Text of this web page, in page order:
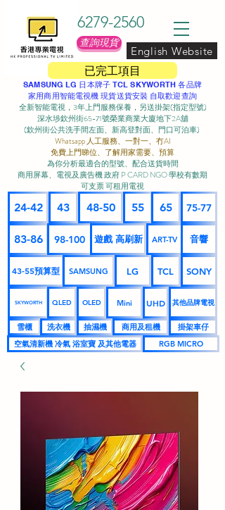
已完工項目
6279-2560
查詢現貨
English Website
SAMSUNG LG 日本牌子 TCL SKYWORTH 各品牌
家用商用智能電視機 現貨送貨安裝 自取歡迎查詢
全新智能電視，3年上門服務保養，另送掛架(指定型號)
深水埗欽州街65-71號榮業商業大廈地下2A舖
(欽州街公共洗手間左面、新高登對面、門口可泊車) ​
Whatsapp 人工服務、一對一、冇AI
免費上門睇位、了解用家需要、預算
為你分析最適合的型號、配合送貨時間
商用屏幕、電視及廣告機 政府 P CARD NGO 學校有數期
可支票 可租用電視
24-42 43 48-50 55 65 75-77
83-86 98-100 遊戲 高刷新 ART-TV 音響
43-55預算型 SAMSUNG LG TCL SONY
SKYWORTH QLED OLED Mini UHD 其他品牌電視
雪櫃 洗衣機 抽濕機 商用及租機
掛架車仔
空氣清新機 冷氣 浴室寶 及其他電器
RGB MICRO